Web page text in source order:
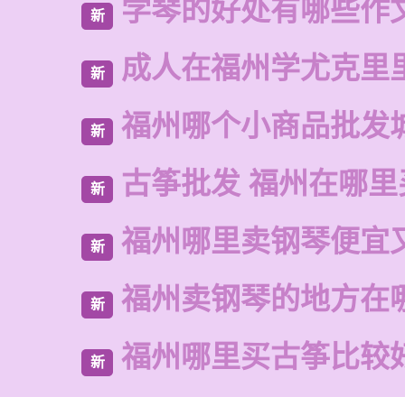
新 学琴的好处有哪些作
新 成人在福州学尤克里
新 福州哪个小商品批发
新 古筝批发 福州在哪
新 福州哪里卖钢琴便宜
新 福州卖钢琴的地方在
新 福州哪里买古筝比较